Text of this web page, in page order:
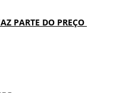
PARTE DO PREÇO